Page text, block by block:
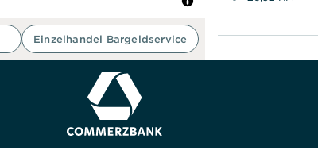
Einzelhandel Bargeldservice